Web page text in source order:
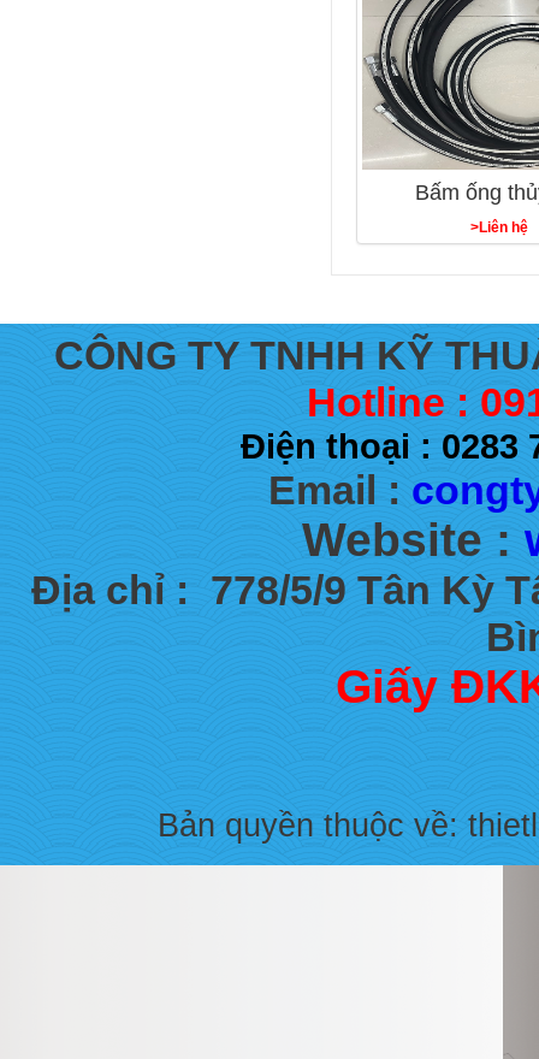
Bấm ống
>Liên hệ
CÔNG TY TNHH KỸ
Hotline :
Điện thoại :
Email :
Website :
Địa chỉ : 778/5/9 Tân Kỳ
Giấy
Bản quyền thuộc về: